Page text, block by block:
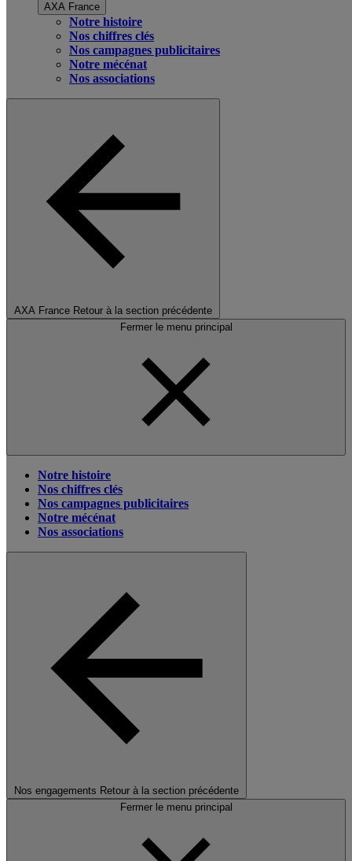
AXA France
Notre histoire
Nos chiffres clés
Nos campagnes publicitaires
Notre mécénat
Nos associations
AXA France Retour à la section précédente
Fermer le menu principal
Notre histoire
Nos chiffres clés
Nos campagnes publicitaires
Notre mécénat
Nos associations
Nos engagements Retour à la section précédente
Fermer le menu principal